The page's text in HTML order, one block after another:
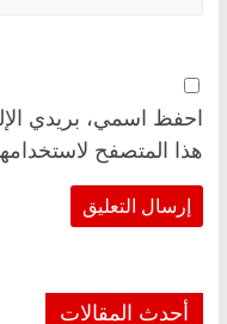
احفظ اسمي، بريدي
هذا المتصفح
أحدث المقالات